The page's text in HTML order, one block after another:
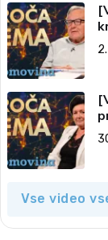
Vse video